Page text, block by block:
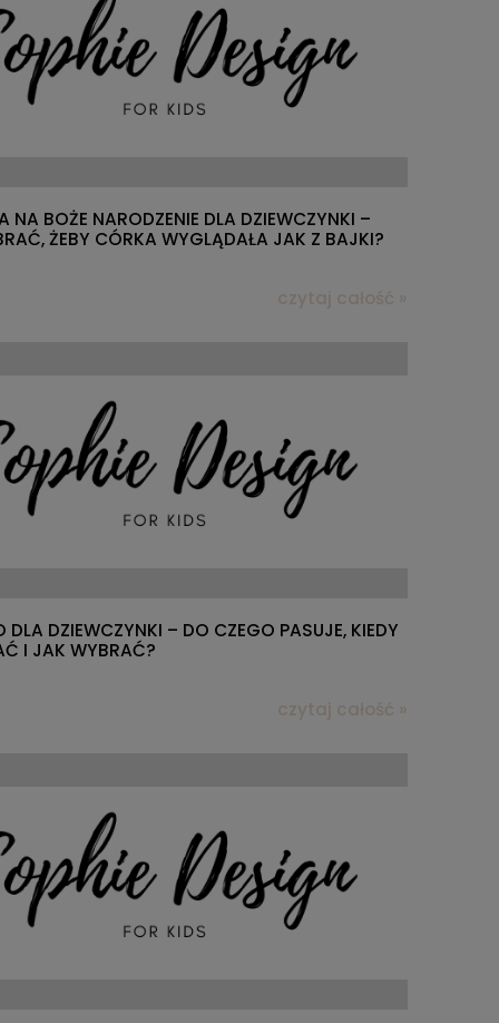
NA BOŻE NARODZENIE DLA DZIEWCZYNKI –
ŻEBY CÓRKA WYGLĄDAŁA JAK Z BAJKI?
czytaj całość »
DLA DZIEWCZYNKI – DO CZEGO PASUJE, KIEDY
I JAK WYBRAĆ?
czytaj całość »